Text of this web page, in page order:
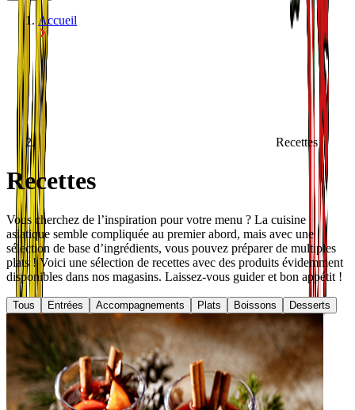
Accueil
Recettes
Recettes
Vous cherchez de l’inspiration pour votre menu ? La cuisine
asiatique semble compliquée au premier abord, mais avec une
sélection de base d’ingrédients, vous pouvez préparer de multiples
plats ! Voici une sélection de recettes avec des produits évidemment
disponibles dans nos magasins. Laissez-vous guider et bon appétit !
Tous Entrées Accompagnements Plats Boissons Desserts